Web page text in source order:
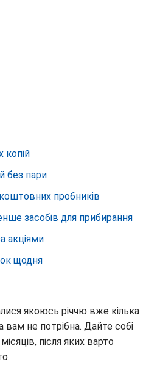
копій
без пари
пробників
засобів для прибирання
акціями
щодня
якоюсь річчю вже кілька
вам не потрібна. Дайте собі
після яких варто